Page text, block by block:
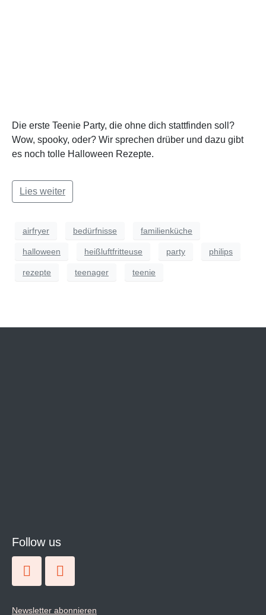
Die erste Teenie Party, die ohne dich stattfinden soll?
Wow, spooky, oder? Wir sprechen drüber und dazu gibt
es noch tolle Halloween Rezepte.
Lies weiter
airfryer bedürfnisse familienküche
halloween heißluftfritteuse party philips
rezepte teenager teenie
Follow us
Newsletter abonnieren